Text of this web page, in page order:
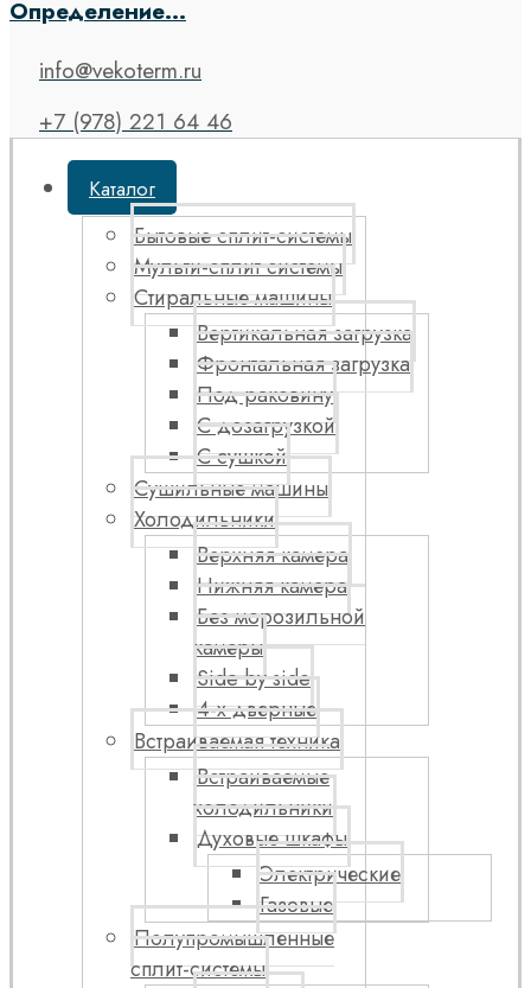
Определение...
info@vekoterm.ru
+7 (978) 221 64 46
Каталог
Бытовые сплит-системы
Мульти-сплит системы
Стиральные машины
Вертикальная загрузка
Фронтальная загрузка
Под раковину
С дозагрузкой
С сушкой
Сушильные машины
Холодильники
Верхняя камера
Нижняя камера
Без морозильной
камеры
Side by side
4-х дверные
Встраиваемая техника
Встраиваемые
холодильники
Духовые шкафы
Электрические
Газовые
Полупромышленные
сплит-системы